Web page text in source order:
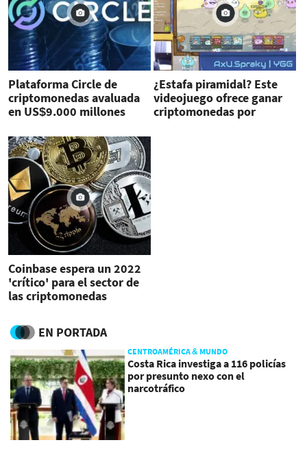
Plataforma Circle de
criptomonedas avaluada
en US$9.000 millones
¿Estafa piramidal? Este
videojuego ofrece ganar
criptomonedas por
Coinbase espera un 2022
'crítico' para el sector de
las criptomonedas
EN PORTADA
CENTROAMÉRICA & MUNDO
Costa Rica investiga a 116 policías
por presunto nexo con el
narcotráfico